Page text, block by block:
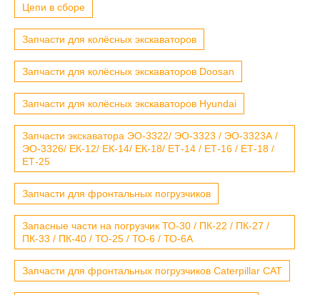
Цепи в сборе
Запчасти для колёсных экскаваторов
Запчасти для колёсных экскаваторов Doosan
Запчасти для колёсных экскаваторов Hyundai
Запчасти экскаватора ЭО-3322/ ЭО-3323 / ЭО-3323А /
ЭО-3326/ ЕК-12/ ЕК-14/ ЕК-18/ ЕТ-14 / ЕТ-16 / ЕТ-18 /
ЕТ-25
Запчасти для фронтальных погрузчиков
Запасные части на погрузчик ТО-30 / ПК-22 / ПК-27 /
ПК-33 / ПК-40 / ТО-25 / ТО-6 / ТО-6А
Запчасти для фронтальных погрузчиков Caterpillar CAT